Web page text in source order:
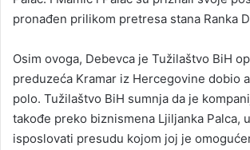
pronađen prilikom pretresa stana Ranka
Osim ovoga, Debevca je Tužilaštvo BiH
preduzeća Kramar iz Hercegovine dobio
polo. Tužilaštvo BiH sumnja da je
takođe preko biznismena Ljiljanka Palca,
isposlovati presudu kojom joj je